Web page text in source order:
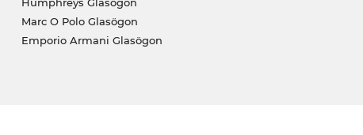
Marc O Polo Glasögon
Emporio Armani Glasögon